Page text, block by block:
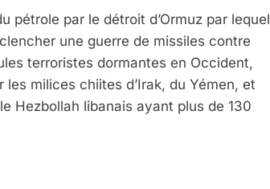
pétrole par le détroit d’Ormuz par lequel
une guerre de missiles contre
terroristes dormantes en Occident,
milices chiites d’Irak, du Yémen, et
Hezbollah libanais ayant plus de 130